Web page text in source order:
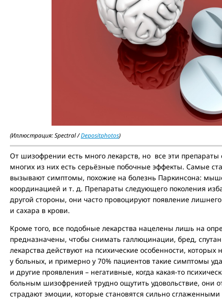
(Иллюстрация: Spectral /Depositphotos)
От шизофрении есть много лекарств, но все эти препараты
многих из них есть серьёзные побочные эффекты. Самые
вызывают симптомы, похожие на болезнь Паркинсона:
координацией и т. д. Препараты следующего поколения
другой стороны, они часто провоцируют появление
и сахара в крови.
Кроме того, все подобные лекарства нацелены лишь на
предназначены, чтобы снимать галлюцинации, бред,
лекарства действуют на психические особенности,
у больных, и примерно у 70% пациентов такие симптомы
и другие проявления – негативные, когда какая-то
больным шизофренией трудно ощутить удовольствие, они
страдают эмоции, которые становятся сильно